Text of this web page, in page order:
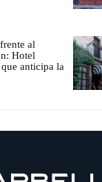
al
Hotel
anticipa la